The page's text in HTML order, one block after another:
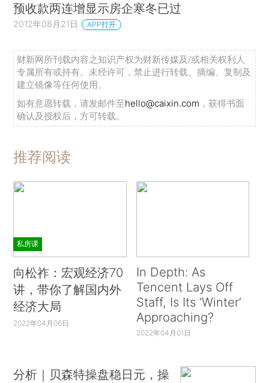
预收款两连增显示房企寒冬已过
2012年08月21日 APP打开
财新网所刊载内容之知识产权为财新传媒及/或相关权利人
专属所有或持有。未经许可，禁止进行转载、摘编、复制及
建立镜像等任何使用。
如有意愿转载，请发邮件至hello@caixin.com ，获得书面
确认及授权后，方可转载。
推荐阅读
私房课
向松祚：宏观经济70
讲，带你了解国内外
经济大局
2022年04月06日
In Depth: As
Tencent Lays Off
Staff, Is Its ‘Winter’
Approaching?
2022年04月01日
分析｜贝森特操盘稳日元，操